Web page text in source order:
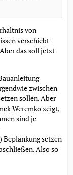
von
verschiebt
das soll jetzt
zwischen
sollen. Aber
Weremko zeigt,
sind je
setzen
Also so